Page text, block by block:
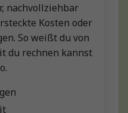
nachvollziehbar
Kosten oder
So weißt du von
du rechnen kannst